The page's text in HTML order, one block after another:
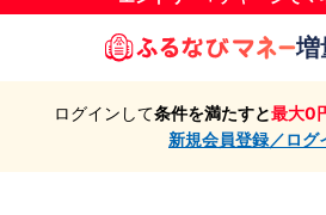
増
ログインして条件を満たすと最大0
新規会員登録／ログ